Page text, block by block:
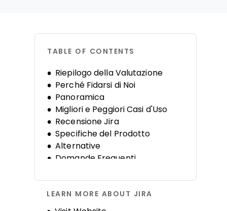
TABLE OF CONTENTS
Riepilogo della Valutazione
Perché Fidarsi di Noi
Panoramica
Migliori e Peggiori Casi d'Uso
Recensione Jira
Specifiche del Prodotto
Alternative
Domande Frequenti
LEARN MORE ABOUT JIRA